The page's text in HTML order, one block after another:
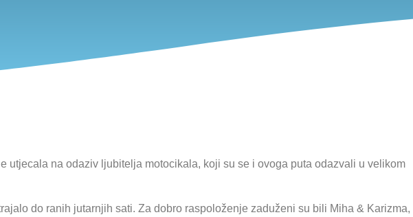
na odaziv ljubitelja motocikala, koji su se i ovoga puta odazvali u velikom
do ranih jutarnjih sati. Za dobro raspoloženje zaduženi su bili Miha & Karizma,